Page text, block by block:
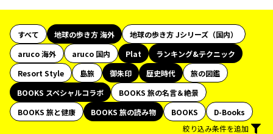
すべて 地球の歩き方 海外
地球の歩き方 Jシリーズ（国内）
aruco 海外
aruco 国内 Plat
ランキング&テクニック
Resort Style
島旅 御朱印 歴史時代
旅の図鑑
BOOKS スペシャルコラボ
BOOKS 旅の名言＆絶景
BOOKS 旅と健康
BOOKS 旅の読み物 BOOKS
D-Books
絞り込み条件を追加